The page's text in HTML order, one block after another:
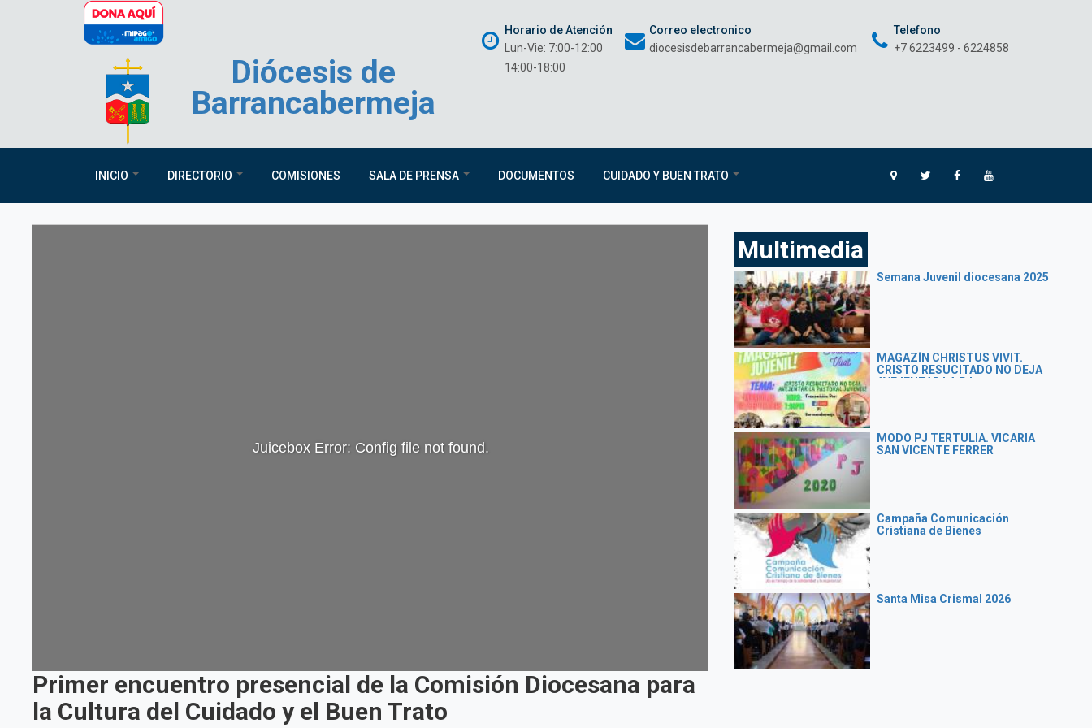
Pasar al contenido principal
Diócesis de
Barrancabermeja
Horario de Atención
Lun-Vie: 7:00-12:00
14:00-18:00
Correo electronico
diocesisdebarrancabermeja@gmail.com
Telefono
+7 6223499 - 6224858
INICIO DIRECTORIO COMISIONES SALA DE PRENSA DOCUMENTOS CUIDADO Y BUEN TRATO
Juicebox Error: Config file not found.
Primer encuentro presencial de la Comisión Diocesana para
la Cultura del Cuidado y el Buen Trato
Multimedia
Semana Juvenil diocesana 2025
MAGAZÍN CHRISTUS VIVIT.
CRISTO RESUCITADO NO DEJA
AVEJENTAR LA PJ
MODO PJ TERTULIA. VICARIA
SAN VICENTE FERRER
Campaña Comunicación
Cristiana de Bienes
Santa Misa Crismal 2026